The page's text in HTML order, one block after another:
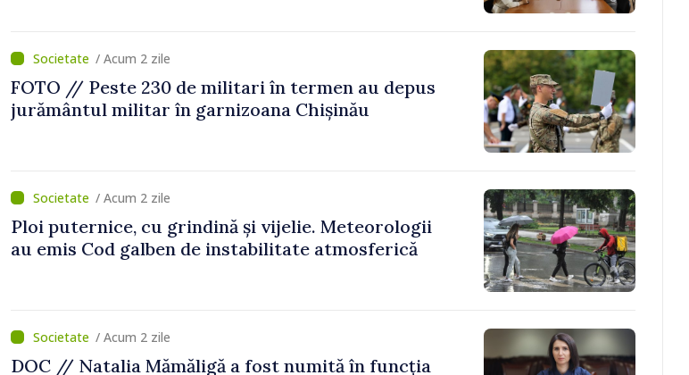
/ Acum 2 zile
FOTO // Peste 230 de militari în termen au depus
jurământul militar în garnizoana Chișinău
/ Acum 2 zile
Ploi puternice, cu grindină și vijelie. Meteorologii
au emis Cod galben de instabilitate atmosferică
/ Acum 2 zile
DOC // Natalia Mămăligă a fost numită în funcția